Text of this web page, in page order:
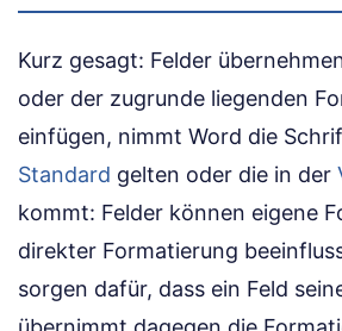
Kurz gesagt: Felder
oder der zugrunde liegenden
einfügen, nimmt Word die
Standard gelten oder die in der
kommt: Felder können eigene
direkter Formatierung
sorgen dafür, dass ein Feld